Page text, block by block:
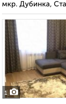
мкр. Дубинка,
1